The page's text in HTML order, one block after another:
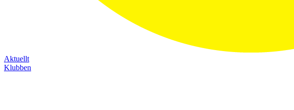
Aktuellt
Klubben